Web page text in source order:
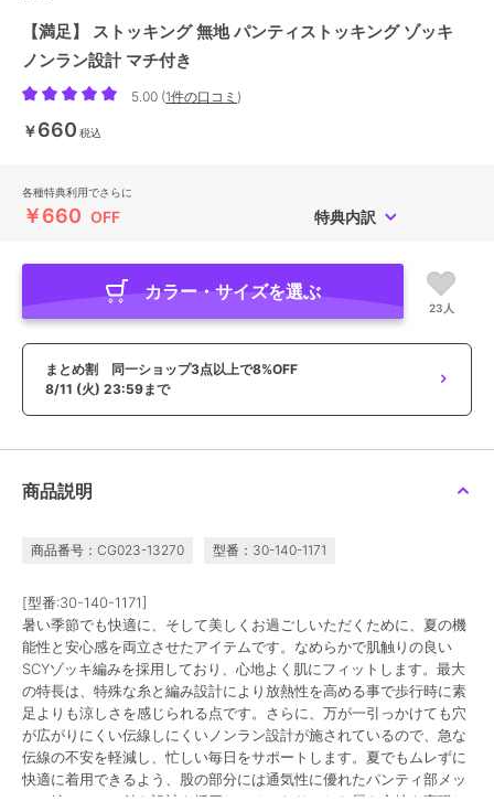
【満足】 ストッキング 無地 パンティストッキング ゾッキ
ノンラン設計 マチ付き
5.00 (1件の口コミ )
￥660 税込
各種特典利用でさらに
￥660 OFF 特典内訳
カラー・サイズを選ぶ
23人
まとめ割 同一ショップ3点以上で8%OFF
8/11 (火) 23:59まで
商品説明
商品番号：CG023-13270 型番：30-140-1171
[型番:30-140-1171]
暑い季節でも快適に、そして美しくお過ごしいただくために、夏の機
能性と安心感を両立させたアイテムです。なめらかで肌触りの良い
SCYゾッキ編みを採用しており、心地よく肌にフィットします。最大
の特長は、特殊な糸と編み設計により放熱性を高める事で歩行時に素
足よりも涼しさを感じられる点です。さらに、万が一引っかけても穴
が広がりにくい伝線しにくいノンラン設計が施されているので、急な
伝線の不安を軽減し、忙しい毎日をサポートします。夏でもムレずに
快適に着用できるよう、股の部分には通気性に優れたパンティ部メッ
シュ編みとマチ付き設計を採用し、ゆったりとした履き心地を実現し